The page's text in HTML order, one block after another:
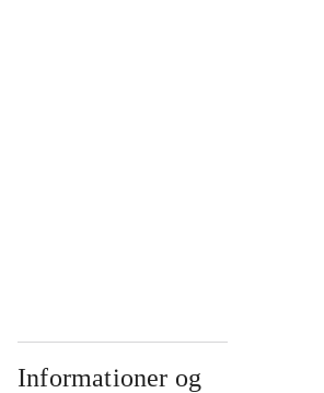
Informationer og